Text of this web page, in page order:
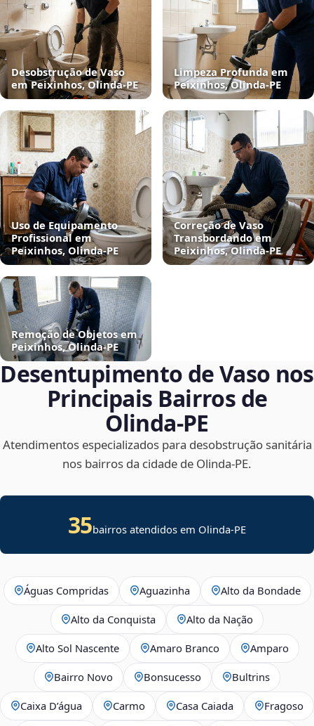
Desobstrução de Vaso
em Peixinhos, Olinda‑PE
Limpeza Profunda em
Peixinhos, Olinda‑PE
Uso de Equipamento
Profissional em
Peixinhos, Olinda‑PE
Correção de Vaso
Transbordando em
Peixinhos, Olinda‑PE
Remoção de Objetos em
Peixinhos, Olinda‑PE
Desentupimento de Vaso nos
Principais Bairros de
Olinda‑PE
Atendimentos especializados para desobstrução sanitária
nos bairros da cidade de Olinda‑PE.
35bairros atendidos em Olinda-PE
Águas Compridas Aguazinha Alto da Bondade
Alto da Conquista Alto da Nação
Alto Sol Nascente Amaro Branco Amparo
Bairro Novo Bonsucesso Bultrins
Caixa D’água Carmo Casa Caiada Fragoso